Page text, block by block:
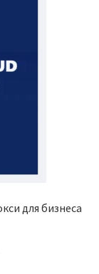
для бизнеса